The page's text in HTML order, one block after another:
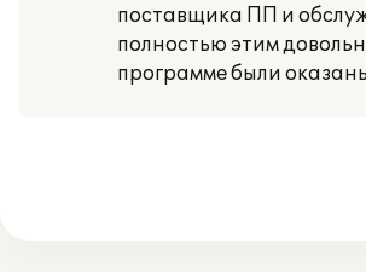
поставщика ПП и
полностью этим
программе были